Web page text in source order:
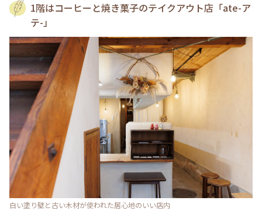
1階はコーヒーと焼き菓子のテイクアウト店「ate-ア
テ-」
白い塗り壁と古い木材が使われた居心地のいい店内